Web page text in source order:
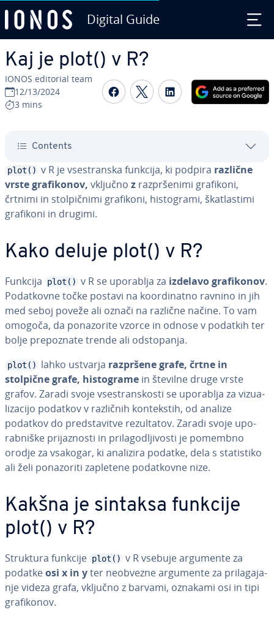
Digital Guide
Kaj je plot() v R?
IONOS editorial team
12/13/2024
3 mins
Share on Facebook
Share on Twitter
Share on
Contents
plot() v R je vse­stran­ska funkcija, ki podpira različne
vrste gra­fi­ko­nov, vključno z raz­pr­še­ni­mi grafikoni,
črtnimi in stol­pič­ni­mi grafikoni, hi­sto­gra­mi, ška­tla­sti­mi
grafikoni in drugimi.
Kako deluje plot() v R?
Funkcija plot() v R se uporablja za izdelavo gra­fi­ko­nov.
Po­dat­kov­ne točke postavi na ko­or­di­na­tno ravnino in jih
med seboj poveže ali označi na različne načine. To vam
omogoča, da po­na­zo­ri­te vzorce in odnose v podatkih ter
bolje pre­po­zna­te trende ali od­sto­pa­nja.
plot() lahko ustvarja razpršene grafe, črtne in
stolpične grafe, hi­sto­gra­me in številne druge vrste
grafov. Zaradi svoje vse­stran­sko­sti se uporablja za vi­zu­a­
li­za­ci­jo podatkov v različnih kon­te­kstih, od analize
podatkov do pred­sta­vi­tve re­zul­ta­tov. Zaradi svoje upo­
rab­ni­ške pri­ja­zno­sti in pri­la­go­dlji­vo­sti je pomembno
orodje za vsakogar, ki analizira podatke, dela s sta­ti­sti­ko
ali želi po­na­zo­ri­ti zapletene po­dat­kov­ne nize.
Kakšna je sintaksa funkcije
plot() v R?
Struktura funkcije plot() v R vsebuje argumente za
podatkeosi x in yter neobvezne argumente za pri­la­ga­ja­
nje videza grafa, vključno z barvami, oznakami osi in tipi
gra­fi­ko­nov.